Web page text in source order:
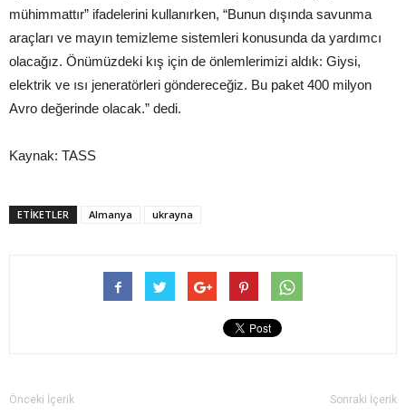
mühimmattır” ifadelerini kullanırken, “Bunun dışında savunma
araçları ve mayın temizleme sistemleri konusunda da yardımcı
olacağız. Önümüzdeki kış için de önlemlerimizi aldık: Giysi,
elektrik ve ısı jeneratörleri göndereceğiz. Bu paket 400 milyon
Avro değerinde olacak.” dedi.
Kaynak: TASS
ETIKETLER Almanya ukrayna
Önceki İçerik Sonraki İçerik